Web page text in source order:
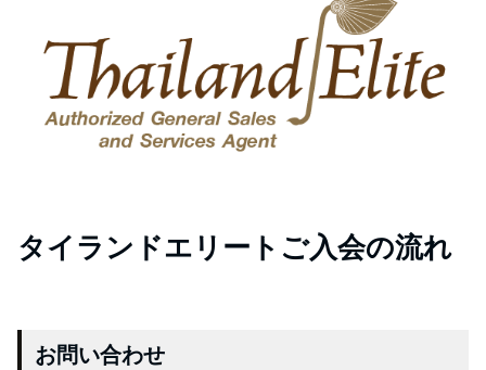
タイランドエリートご入会の流れ
お問い合わせ